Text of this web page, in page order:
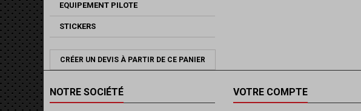
EQUIPEMENT PILOTE
STICKERS
CRÉER UN DEVIS À PARTIR DE CE PANIER
NOTRE SOCIÉTÉ VOTRE COMPTE